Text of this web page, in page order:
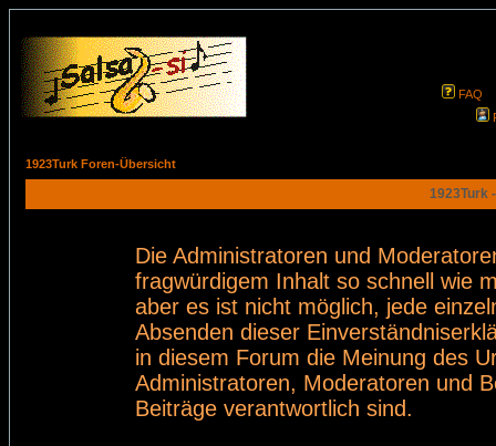
FAQ
1923Turk Foren-Übersicht
1923Turk
Die Administratoren und
fragwürdigem Inhalt so schnell wie
aber es ist nicht möglich, jede
Absenden dieser
in diesem Forum die Meinung des
Administratoren, Moderatoren und
Beiträge verantwortlich sind.